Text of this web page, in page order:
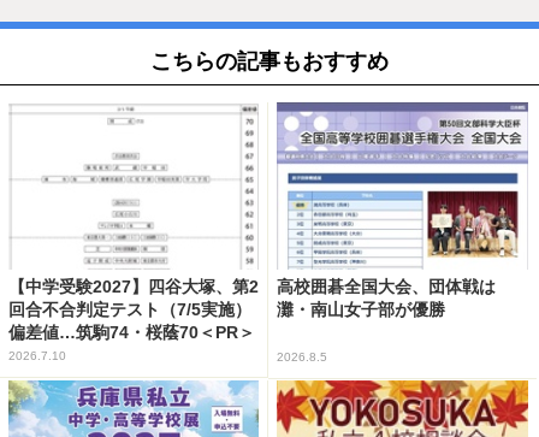
こちらの記事もおすすめ
【中学受験2027】四谷大塚、第2
回合不合判定テスト（7/5実施）
偏差値…筑駒74・桜蔭70＜PR＞
2026.7.10
高校囲碁全国大会、団体戦は
灘・南山女子部が優勝
2026.8.5